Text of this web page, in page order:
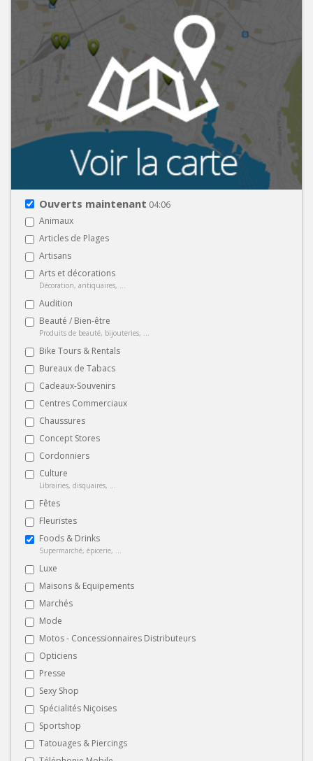
Ouverts maintenant 04:06
Animaux
Articles de Plages
Artisans
Arts et décorations
Décoration, antiquaires, ...
Audition
Beauté / Bien-être
Produits de beauté, bijouteries, ...
Bike Tours & Rentals
Bureaux de Tabacs
Cadeaux-Souvenirs
Centres Commerciaux
Chaussures
Concept Stores
Cordonniers
Culture
Librairies, disquaires, ...
Fêtes
Fleuristes
Foods & Drinks
Supermarché, épicerie, ...
Luxe
Maisons & Equipements
Marchés
Mode
Motos - Concessionnaires Distributeurs
Opticiens
Presse
Sexy Shop
Spécialités Niçoises
Sportshop
Tatouages & Piercings